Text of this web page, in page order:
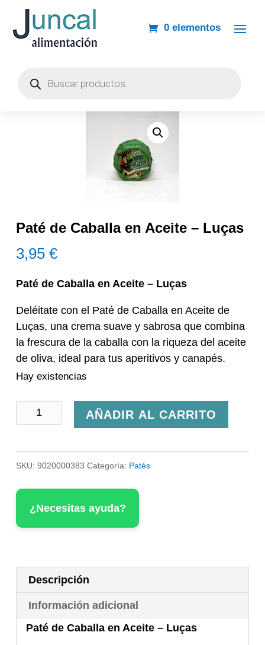
0 elementos
Paté de Caballa en Aceite – Luças
3,95€
Paté de Caballa en Aceite – Luças
Deléitate con el Paté de Caballa en Aceite de
Luças, una crema suave y sabrosa que combina
la frescura de la caballa con la riqueza del aceite
de oliva, ideal para tus aperitivos y canapés.
Hay existencias
Paté
Caballa
en
Aceite
Luças
AÑADIR AL CARRITO
SKU:9020000383 Categoría: Patés
¿Necesitas ayuda?
Descripción
Información adicional
Paté de Caballa en Aceite – Luças